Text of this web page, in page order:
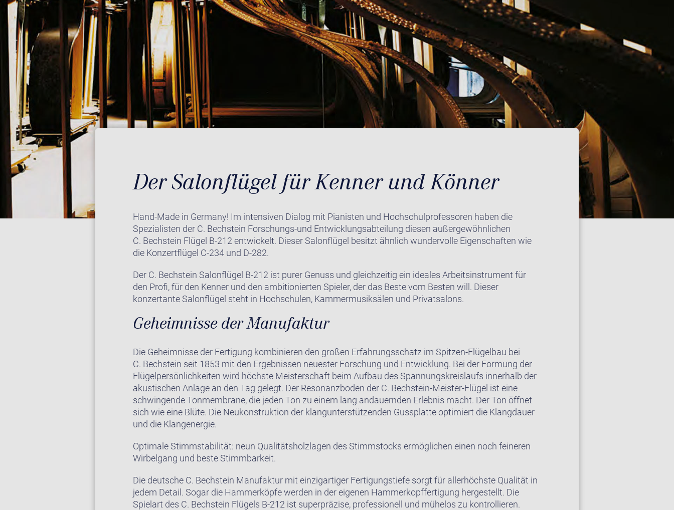
Der Salonflügel für Kenner und Könner
Hand-Made in Germany! Im intensiven Dialog mit Pianisten und Hochschulprofessoren haben die
Spezialisten der C. Bechstein Forschungs-und Entwicklungsabteilung diesen außergewöhnlichen
C. Bechstein Flügel B-212 entwickelt. Dieser Salonflügel besitzt ähnlich wundervolle Eigenschaften wie
die Konzertflügel C-234 und D-282.
Der C. Bechstein Salonflügel B-212 ist purer Genuss und gleichzeitig ein ideales Arbeitsinstrument für
den Profi, für den Kenner und den ambitionierten Spieler, der das Beste vom Besten will. Dieser
konzertante Salonflügel steht in Hochschulen, Kammermusiksälen und Privatsalons.
Geheimnisse der Manufaktur
Die Geheimnisse der Fertigung kombinieren den großen Erfahrungsschatz im Spitzen-Flügelbau bei
C. Bechstein seit 1853 mit den Ergebnissen neuester Forschung und Entwicklung. Bei der Formung der
Flügelpersönlichkeiten wird höchste Meisterschaft beim Aufbau des Spannungskreislaufs innerhalb der
akustischen Anlage an den Tag gelegt. Der Resonanzboden der C. Bechstein-Meister-Flügel ist eine
schwingende Tonmembrane, die jeden Ton zu einem lang andauernden Erlebnis macht. Der Ton öffnet
sich wie eine Blüte. Die Neukonstruktion der klangunterstützenden Gussplatte optimiert die Klangdauer
und die Klangenergie.
Optimale Stimmstabilität: neun Qualitätsholzlagen des Stimmstocks ermöglichen einen noch feineren
Wirbelgang und beste Stimmbarkeit.
Die deutsche C. Bechstein Manufaktur mit einzigartiger Fertigungstiefe sorgt für allerhöchste Qualität in
jedem Detail. Sogar die Hammerköpfe werden in der eigenen Hammerkopffertigung hergestellt. Die
Spielart des C. Bechstein Flügels B-212 ist superpräzise, professionell und mühelos zu kontrollieren.